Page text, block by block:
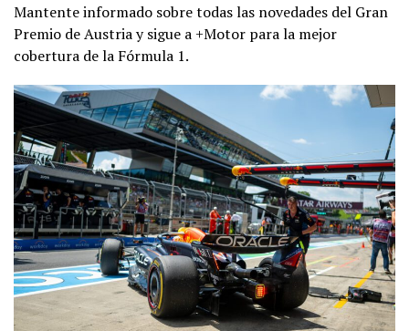
Mantente informado sobre todas las novedades del Gran
Premio de Austria y sigue a +Motor para la mejor
cobertura de la Fórmula 1.